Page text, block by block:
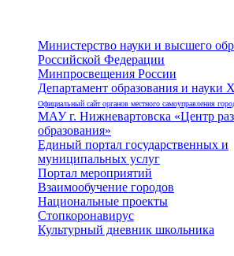
Министерство науки и высшего
Российской Федерации
Минпросвещения России
Департамент образования и
Официальный сайт органов местного самоуправления
МАУ г. Нижневартовска «Центр
образования»
Единый портал государственных и
муниципальных услуг
Портал мероприятий
Взаимообучение городов
Национальные проекты
Стопкоронавирус
Культурный дневник школьника